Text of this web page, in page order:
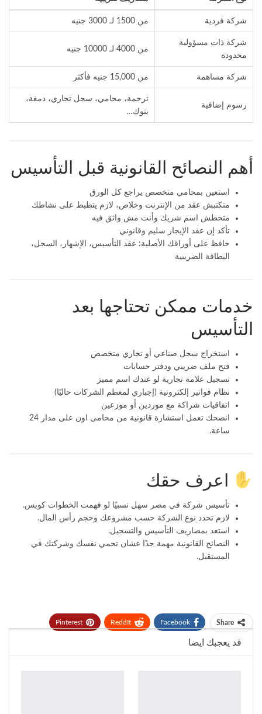
شركة فردية من 1500 لـ 3000 جنيه
شركة ذات مسؤولية
محدودة
من 4000 لـ 10000 جنيه
شركة مساهمة من 15,000 جنيه فأكثر
رسوم إضافية
ترجمة، محامي، سجل تجاري، دمغة،
بنوك…
أهم النصائح القانونية قبل التأسيس
استعين بمحامي متخصص يراجع كل الورق
متكتبش عقد من الإنترنت وخلاص، لازم يتظبط على نشاطك
متحطش اسم شريك وأنت مش واثق فيه
تأكد إن عقد الإيجار سليم وقانوني
حافظ على أوراقك الأصلية: عقد التأسيس، الإشهار، السجل،
البطاقة الضريبية
خدمات ممكن تحتاجها بعد
التأسيس
استخراج سجل صناعي أو تجاري متخصص
فتح ملف ضريبي ودفتر حسابات
تسجيل علامة تجارية لو عندك اسم مميز
نظام فواتير إلكترونية (إجباري لمعظم الشركات حاليًا)
اتفاقيات شراكة مع موردين أو موزعين
انصحك تعمل
استشارة قانونية
من محامى اون على مدار 24
ساعة.
اعرف حقك
تأسيس شركة في مصر سهل نسبيًا لو فهمت الخطوات كويس.
لازم تحدد نوع الشركة حسب مشروعك وحجم رأس المال.
استعد بمصاريف التأسيس والتسجيل.
النصائح القانونية مهمة جدًا عشان تحمي نفسك وشركتك في
المستقبل.
Share
Facebook
ReddIt
Pinterest
قد يعجبك ايضا